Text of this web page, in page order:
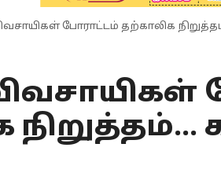
போராட்டம் தற்காலிக